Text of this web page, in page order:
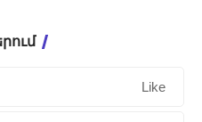
Like